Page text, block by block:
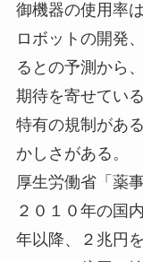
御機器の使用率
ロボットの開発
るとの予測から
期待を寄せてい
特有の規制があ
かしさがある。
厚生労働省「薬
２０１０年の国
年以降、２兆円